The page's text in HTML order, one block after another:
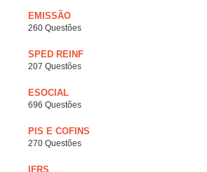
EMISSÃO
260 Questões
SPED REINF
207 Questões
ESOCIAL
696 Questões
PIS E COFINS
270 Questões
IFRS